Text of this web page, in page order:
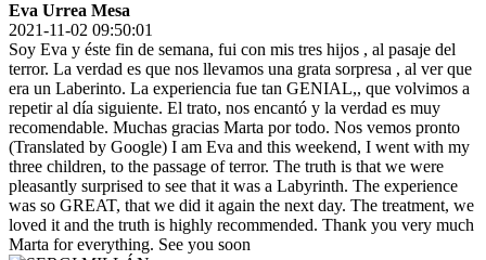
Eva Urrea Mesa
2021-11-02 09:50:01
Soy Eva y éste fin de semana, fui con mis tres hijos , al pasaje del
terror. La verdad es que nos llevamos una grata sorpresa , al ver que
era un Laberinto. La experiencia fue tan GENIAL,, que volvimos a
repetir al día siguiente. El trato, nos encantó y la verdad es muy
recomendable. Muchas gracias Marta por todo. Nos vemos pronto
(Translated by Google) I am Eva and this weekend, I went with my
three children, to the passage of terror. The truth is that we were
pleasantly surprised to see that it was a Labyrinth. The experience
was so GREAT, that we did it again the next day. The treatment, we
loved it and the truth is highly recommended. Thank you very much
Marta for everything. See you soon